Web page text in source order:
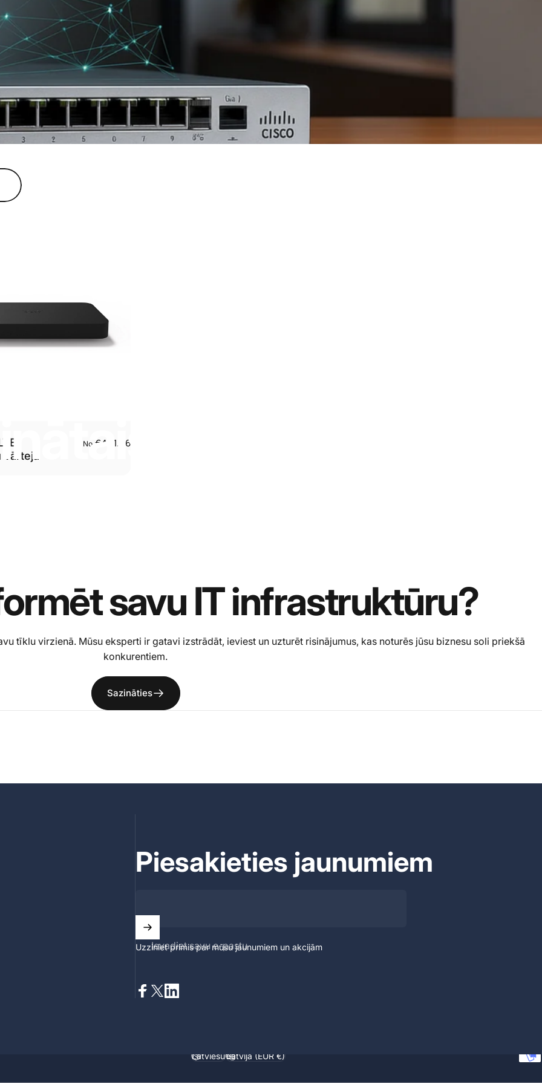
No €401.06
savuITinfrastruktūru?
tīklu virzienā. Mūsu eksperti ir gatavi izstrādāt, ieviest un uzturēt risinājumus, kas noturēs jūsu biznesu soli priekšā
konkurentiem.
Sazināties
Piesakieties jaunumiem
Ievadiet savu e-pastu
Uzziniet primis par mūsu jaunumiem un akcijām
Valoda
LatviešuValsts/reģions
Latvija (EUR €)